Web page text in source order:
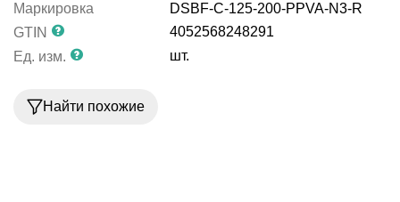
Маркировка
DSBF-C-125-200-PPVA-N3-R
GTIN
4052568248291
Ед. изм.
шт.
Найти похожие